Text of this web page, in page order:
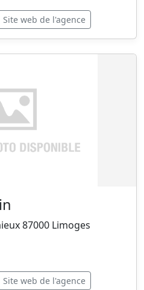
Site web de l'agence
87000 Limoges
Site web de l'agence